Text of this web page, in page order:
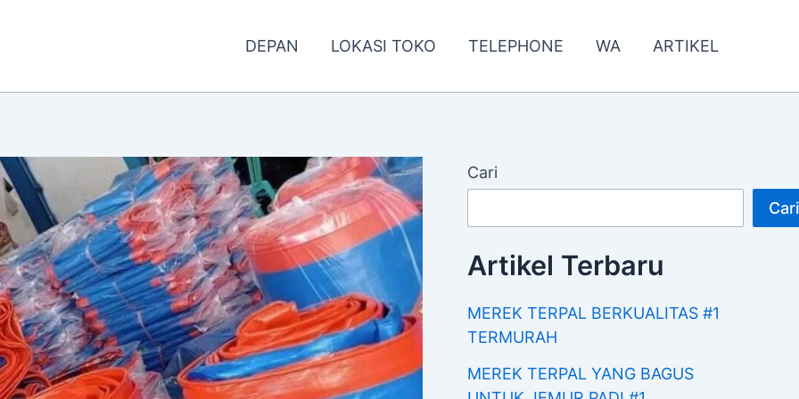
DEPAN LOKASI TOKO TELEPHONE WA ARTIKEL
Cari
Cari
Artikel Terbaru
MEREK TERPAL BERKUALITAS #1
TERMURAH
MEREK TERPAL YANG BAGUS